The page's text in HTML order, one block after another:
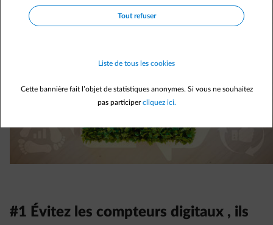
#1 Évitez les compteurs digitaux , ils
Tout refuser
Liste de tous les cookies
Cette bannière fait l’objet de statistiques anonymes. Si vous ne souhaitez
pas participercliquez ici.